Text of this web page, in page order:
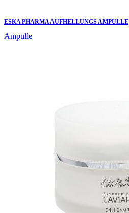
ESKA PHARMA AUFHELLUNGS AMPULLE
Ampulle